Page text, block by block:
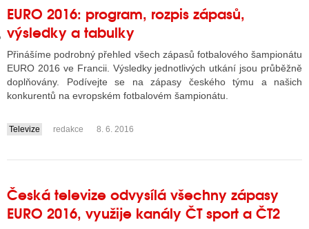
STARŠÍCH DISKUZÍ
EURO 2016: program, rozpis zápasů,
výsledky a tabulky
Přinášíme podrobný přehled všech zápasů fotbalového šampionátu
EURO 2016 ve Francii. Výsledky jednotlivých utkání jsou průběžně
doplňovány. Podívejte se na zápasy českého týmu a našich
konkurentů na evropském fotbalovém šampionátu.
....
Televize redakce 8. 6. 2016
Česká televize odvysílá všechny zápasy
EURO 2016, využije kanály ČT sport a ČT2